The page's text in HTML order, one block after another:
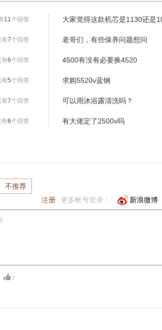
11个回答
有7个回答
有6个回答
有5个回答
有7个回答
有6个回答
大家觉得这款机芯是1130还是
老哥们，有些保养问题想问
4500有没有必要换4520
求购5520v蓝钢
可以用沐浴露清洗吗？
有大佬定了2500v吗
注册 更多帐号登录： 新浪微博
不推荐
！